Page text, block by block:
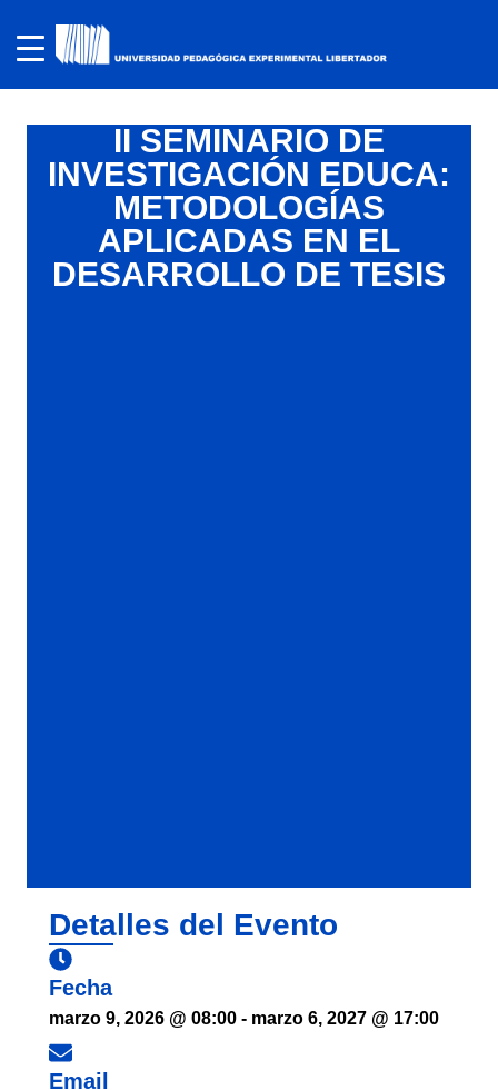
II SEMINARIO DE
INVESTIGACIÓN EDUCA:
METODOLOGÍAS
APLICADAS EN EL
DESARROLLO DE TESIS
Detalles del Evento
Fecha
marzo 9, 2026 @ 08:00 - marzo 6, 2027 @ 17:00
Email